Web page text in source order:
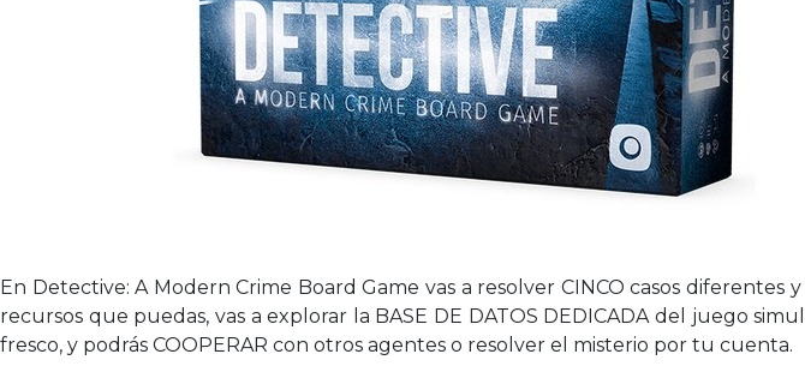
En Detective: A Modern Crime Board Game vas a resolver CINCO casos diferentes
recursos que puedas, vas a explorar la BASE DE DATOS DEDICADA del juego
fresco, y podrás COOPERAR con otros agentes o resolver el misterio por tu cuenta.